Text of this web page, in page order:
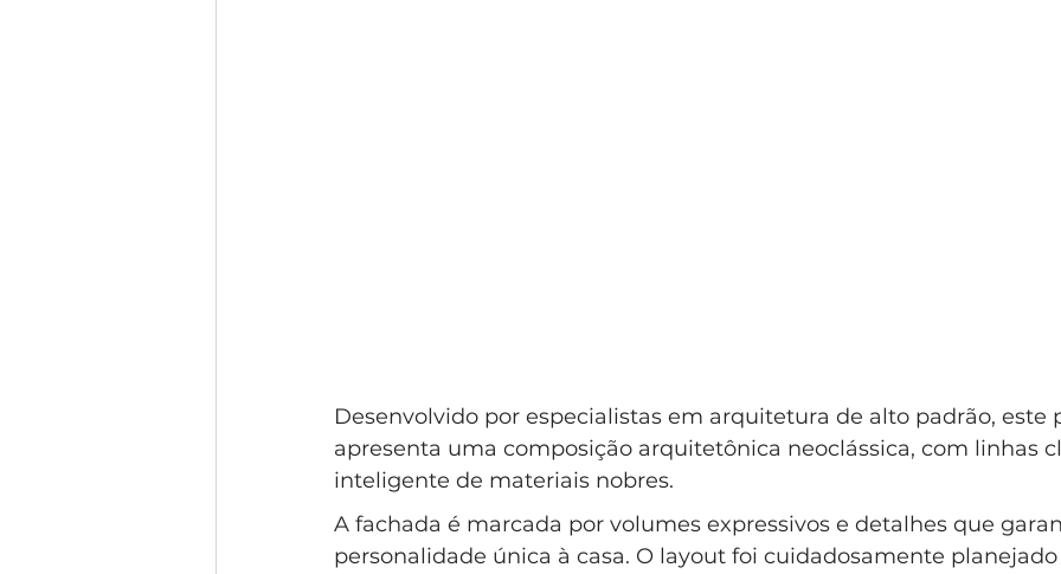
Desenvolvido por especialistas em arquitetura de alto padrão, este
apresenta uma composição arquitetônica neoclássica, com linhas
inteligente de materiais nobres.
A fachada é marcada por volumes expressivos e detalhes que
personalidade única à casa. O layout foi cuidadosamente planejado